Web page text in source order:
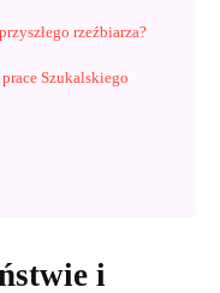
rzeźbiarza?
Szukalskiego
i